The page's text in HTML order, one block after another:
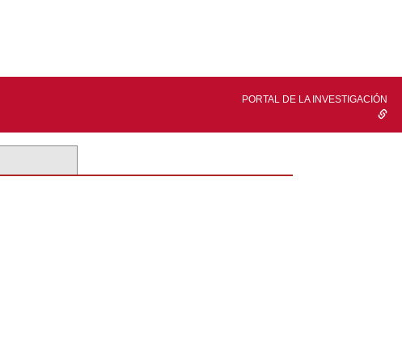
PORTAL DE LA INVESTIGACIÓN